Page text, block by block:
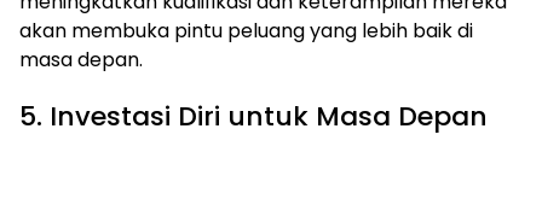
akan membuka pintu peluang yang lebih baik di
masa depan.
5. Investasi Diri untuk Masa Depan